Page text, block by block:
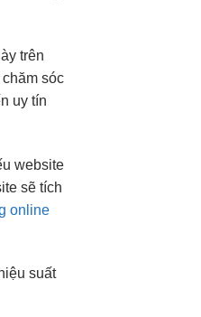
trên
sóc
uy tín
website
sẽ tích
online
suất